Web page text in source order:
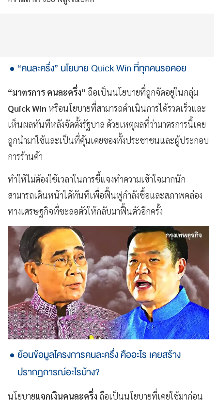
“คนละครึ่ง” นโยบาย Quick Win ที่ทุกคนรอคอย
“มาตรการ คนละครึ่ง” ถือเป็นนโยบายที่ถูกจัดอยู่ในกลุ่ม
Quick Win หรือนโยบายที่สามารถดำเนินการได้รวดเร็วและ
เห็นผลทันทีหลังจัดตั้งรัฐบาล ด้วยเหตุผลที่ว่ามาตรการนี้เคย
ถูกนำมาใช้และเป็นที่คุ้นเคยของทั้งประชาชนและผู้ประกอบ
การร้านค้า
ทำให้ไม่ต้องใช้เวลาในการชี้แจงทำความเข้าใจมากนัก
สามารถเดินหน้าได้ทันทีเพื่อฟื้นฟูกำลังซื้อและสภาพคล่อง
ทางเศรษฐกิจที่ชะลอตัวให้กลับมาฟื้นตัวอีกครั้ง
ย้อนข้อมูลโครงการคนละครึ่ง คืออะไร เคยสร้าง
ปรากฏการณ์อะไรบ้าง?
นโยบายแจกเงินคนละครึ่ง ถือเป็นนโยบายที่เคยใช้มาก่อน